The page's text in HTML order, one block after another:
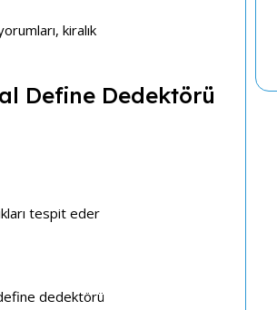
Define Dedektörü
tespit eder